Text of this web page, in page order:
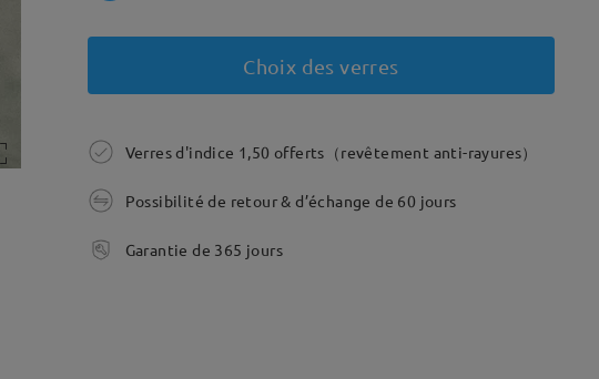
Choix des verres
Verres d'indice 1,50 offerts（revêtement anti-rayures）
Possibilité de retour & d’échange de 60 jours
Garantie de 365 jours